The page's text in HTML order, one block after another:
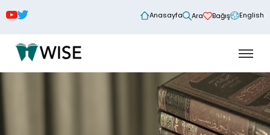
Anasayfa Ara Bağış English